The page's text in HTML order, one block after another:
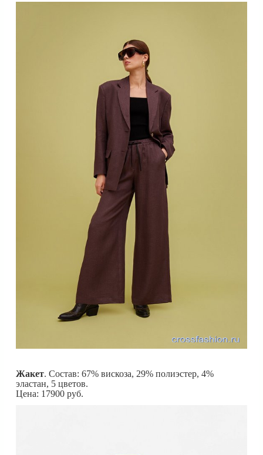
Жакет. Состав: 67% вискоза, 29% полиэстер, 4%
эластан, 5 цветов.
Цена: 17900 руб.